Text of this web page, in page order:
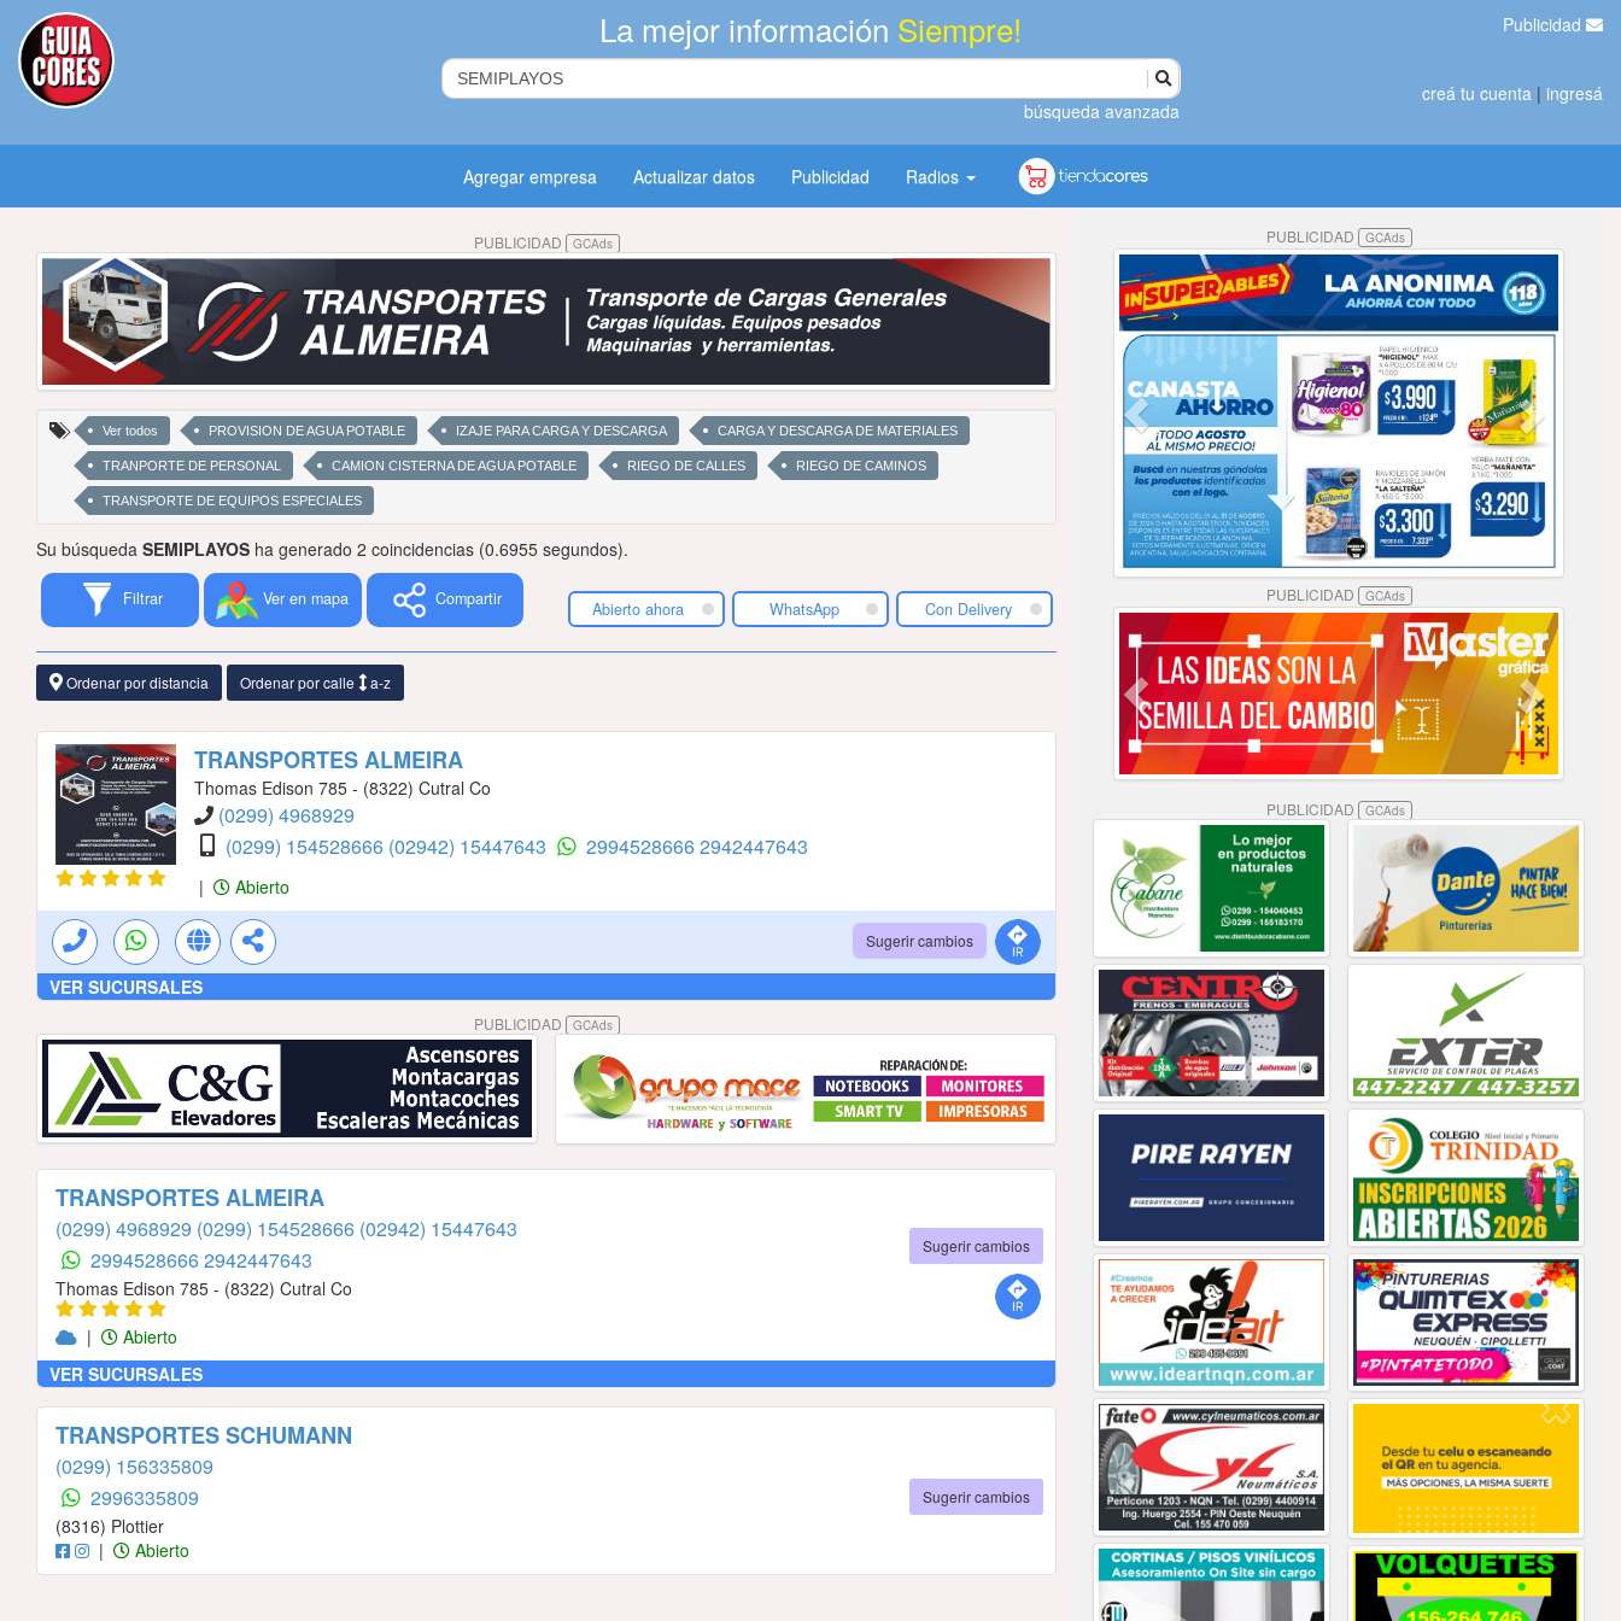
La mejor información Siempre!
búsqueda avanzada
Publicidad
creá tu cuenta | ingresá
Agregar empresa Actualizar datos Publicidad Radios
PUBLICIDAD GCAds
Ver todos PROVISION DE AGUA POTABLE IZAJE PARA CARGA Y DESCARGA CARGA Y DESCARGA DE MATERIALES
TRANPORTE DE PERSONAL CAMION CISTERNA DE AGUA POTABLE RIEGO DE CALLES RIEGO DE CAMINOS
TRANSPORTE DE EQUIPOS ESPECIALES
Su búsqueda SEMIPLAYOS ha generado 2 coincidencias (0.6955 segundos).
Filtrar Ver en mapa Compartir Abierto ahora WhatsApp Con Delivery
Ordenar por distancia Ordenar por calle a-z
TRANSPORTES ALMEIRA
Thomas Edison 785 - (8322) Cutral Co
(0299) 4968929
(0299) 154528666 (02942) 15447643 29945286662942447643
| Abierto
Sugerir cambios
VER SUCURSALES
PUBLICIDAD GCAds
TRANSPORTES ALMEIRA
(0299) 4968929 (0299) 154528666 (02942) 15447643
29945286662942447643
Thomas Edison 785 - (8322) Cutral Co
|
Abierto
Sugerir cambios
VER SUCURSALES
TRANSPORTES SCHUMANN
(0299) 156335809
2996335809
(8316) Plottier
|
Abierto
Sugerir cambios
PUBLICIDAD GCAds
PUBLICIDAD GCAds
PUBLICIDAD GCAds